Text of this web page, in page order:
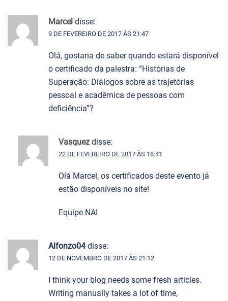
Marcel disse:
9 DE FEVEREIRO DE 2017 ÀS 21:47
Olá, gostaria de saber quando estará disponível
o certificado da palestra: “Histórias de
Superação: Diálogos sobre as trajetórias
pessoal e acadêmica de pessoas com
deficiência”?
Vasquez disse:
22 DE FEVEREIRO DE 2017 ÀS 18:41
Olá Marcel, os certificados deste evento já
estão disponíveis no site!
Equipe NAI
Alfonzo04 disse:
12 DE NOVEMBRO DE 2017 ÀS 21:12
I think your blog needs some fresh articles.
Writing manually takes a lot of time,